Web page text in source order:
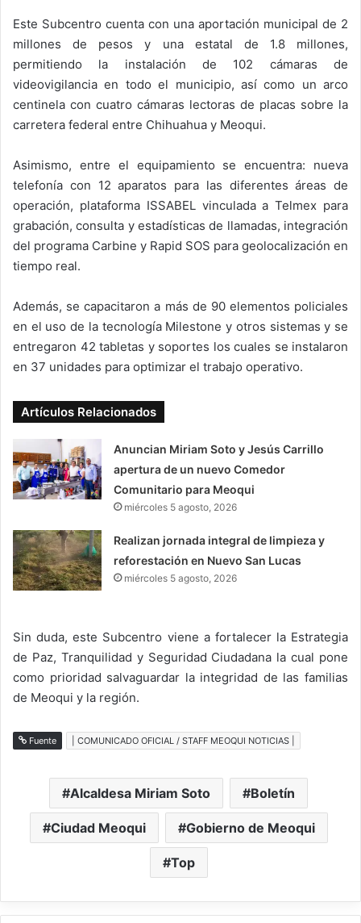
Este Subcentro cuenta con una aportación municipal de 2
millones de pesos y una estatal de 1.8 millones,
permitiendo la instalación de 102 cámaras de
videovigilancia en todo el municipio, así como un arco
centinela con cuatro cámaras lectoras de placas sobre la
carretera federal entre Chihuahua y Meoqui.
Asimismo, entre el equipamiento se encuentra: nueva
telefonía con 12 aparatos para las diferentes áreas de
operación, plataforma ISSABEL vinculada a Telmex para
grabación, consulta y estadísticas de llamadas, integración
del programa Carbine y Rapid SOS para geolocalización en
tiempo real.
Además, se capacitaron a más de 90 elementos policiales
en el uso de la tecnología Milestone y otros sistemas y se
entregaron 42 tabletas y soportes los cuales se instalaron
en 37 unidades para optimizar el trabajo operativo.
Artículos Relacionados
Anuncian Miriam Soto y Jesús Carrillo
apertura de un nuevo Comedor
Comunitario para Meoqui
miércoles 5 agosto, 2026
Realizan jornada integral de limpieza y
reforestación en Nuevo San Lucas
miércoles 5 agosto, 2026
Sin duda, este Subcentro viene a fortalecer la Estrategia
de Paz, Tranquilidad y Seguridad Ciudadana la cual pone
como prioridad salvaguardar la integridad de las familias
de Meoqui y la región.
Fuente | COMUNICADO OFICIAL / STAFF MEOQUI NOTICIAS |
Alcaldesa Miriam Soto Boletín
Ciudad Meoqui Gobierno de Meoqui
Top